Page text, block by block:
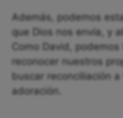
Además, podemos
que Dios nos envía, y
Como David,
reconocer nuestros
buscar reconciliación
adoración.